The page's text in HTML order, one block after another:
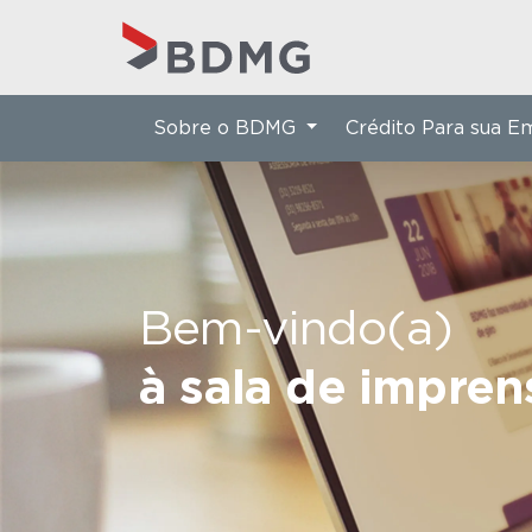
Bem-vindo(a)
à sala de
Sobre o BDMG Crédito Para sua